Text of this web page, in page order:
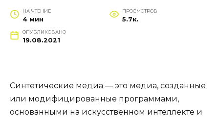
НА ЧТЕНИЕ
4 мин
ПРОСМОТРОВ
5.7к.
ОПУБЛИКОВАНО
19.08.2021
Синтетические медиа — это медиа, созданные
или модифицированные программами,
основанными на искусственном интеллекте и